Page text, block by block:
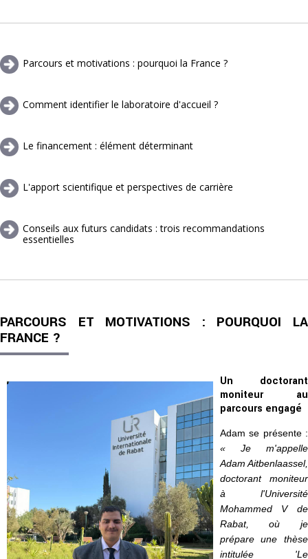
Parcours et motivations : pourquoi la France ?
Comment identifier le laboratoire d'accueil ?
Le financement : élément déterminant
L'apport scientifique et perspectives de carrière
Conseils aux futurs candidats : trois recommandations
essentielles
PARCOURS ET MOTIVATIONS : POURQUOI LA
FRANCE ?
Un doctorant
moniteur au
parcours engagé
Adam se présente :
« Je m'appelle
Adam Aitbenlaassel,
doctorant moniteur
à l'Université
Mohammed V de
Rabat, où je
prépare une thèse
intitulée 'Le